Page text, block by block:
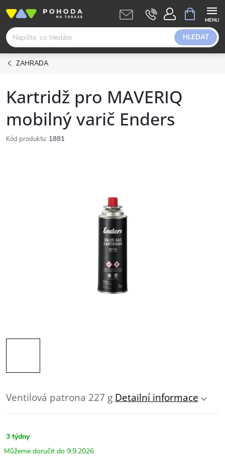
obsah
HLEDAT
NÁKUPNÍ
KOŠÍK
ZAHRADA
Kartridž pro MAVERIQ
mobilný varič Enders
Kód produktu: 1881
Ventilová patrona 227 g Detailní informace
3 týdny
9.9.2026